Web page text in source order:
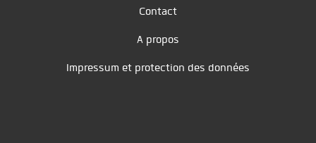
Contact
A propos
Impressum et protection des données